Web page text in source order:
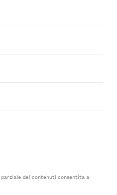
dei contenuti consentita a